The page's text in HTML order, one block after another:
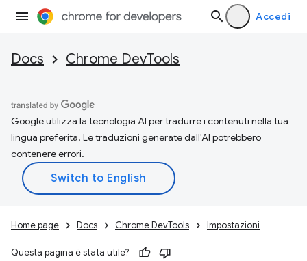
Accedi
Docs Chrome DevTools
Google utilizza la tecnologia AI per tradurre i contenuti nella tua
lingua preferita. Le traduzioni generate dall'AI potrebbero
contenere errori.
Home page Docs Chrome DevTools Impostazioni
Questa pagina è stata utile?